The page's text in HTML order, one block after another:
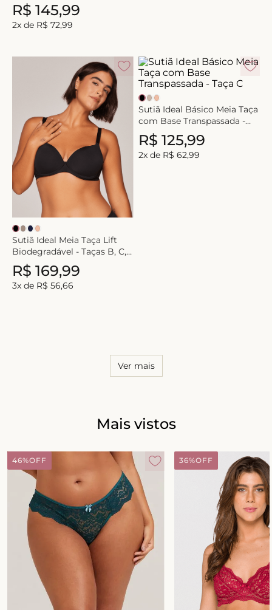
R$ 145,99
2x de R$ 72,99
Sutiã Ideal Meia Taça Lift
Biodegradável - Taças B, C,
D e DD
R$ 169,99
3x de R$ 56,66
Sutiã Ideal Básico Meia Taça
com Base Transpassada -
Taça C
R$ 125,99
2x de R$ 62,99
Ver mais
Mais vistos
46%OFF 36%OFF